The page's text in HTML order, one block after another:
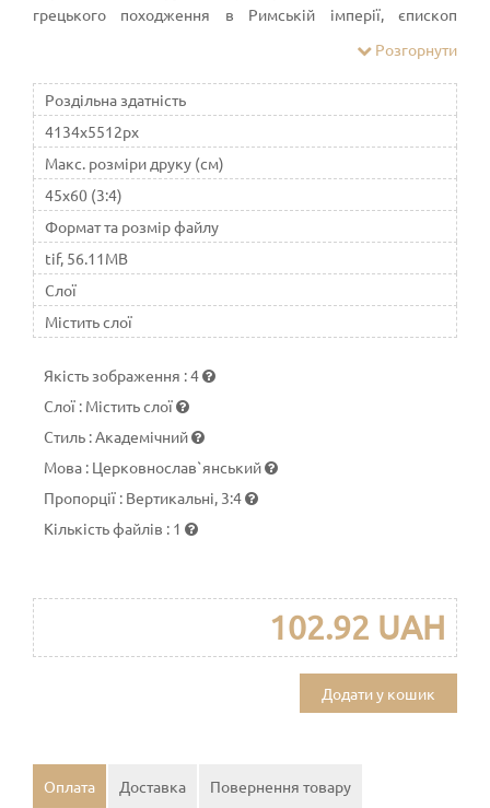
грецького походження в Римській імперії, єпископ
Народився у Патарі, Лікія, Римська імперія. У молодості
здійснив паломництво до Єгипту та Святої Землі. Невдовзі
після повернення став єпископом у Мирі. Зазнав гонінь за
правління римського імператора Діоклетіана, був
ув'язнений. Звільнений у часи імператора Костянтина.
Ймовірно, брав участь у Першому Нікейському соборі
(325; проте старі списки єпископів-учасників не згадують
його імені). Помер у Мирі, Лікія. Один із найшанованіших
святих у католицьких, православних і деяких
протестантських церквах.
Розгорнути
Роздільна здатність
4134x5512px
Макс. розміри друку (см)
45x60 (3:4)
Формат та розмір файлу
tif, 56.11MB
Слої
Містить слої
Якість зображення :4
Слої : Містить слої
Стиль :Академічний
Мова : Церковнослав`янський
Пропорції : Вертикальні, 3:4
Кількість файлів : 1
102.92 UAH
Додати у кошик
Оплата Доставка Повернення товару